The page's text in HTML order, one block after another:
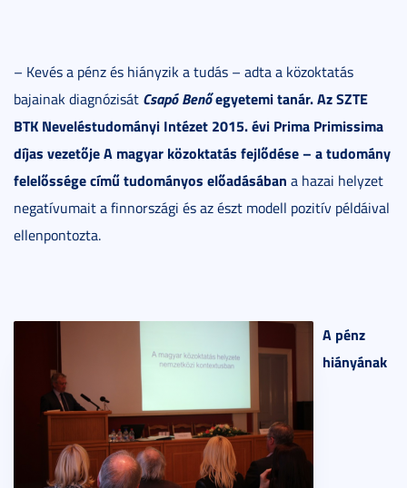
– Kevés a pénz és hiányzik a tudás – adta a közoktatás
bajainak diagnózisát Csapó Benőegyetemi tanár. Az SZTE
BTK Neveléstudományi Intézet 2015. évi Prima Primissima
díjas vezetőjeA magyar közoktatás fejlődése – a tudomány
felelősségecímű tudományos előadásában a hazai helyzet
negatívumait a finnországi és az észt modell pozitív példáival
ellenpontozta.
A pénz
hiányának